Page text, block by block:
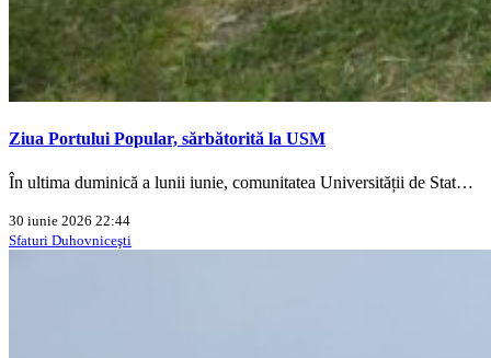
Ziua Portului Popular, sărbătorită la USM
În ultima duminică a lunii iunie, comunitatea Universității de Stat…
30 iunie 2026 22:44
Sfaturi Duhovniceşti